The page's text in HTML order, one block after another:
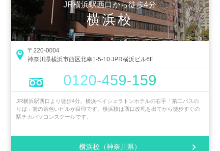
JR横浜駅西口から徒歩4分
横浜校
〒220-0004
神奈川県横浜市西区北幸1-5-10 JPR横浜ビル6F
0120-459-159
JR横浜駅西口より徒歩4分。横浜ベイシェラトンホテルの右手「第二バスの
りば」前の茶色いビルが目印です。横浜校は西口改札を出てから徒歩すぐの
駅チカパソコンスクールです。
横浜校（神奈川県）